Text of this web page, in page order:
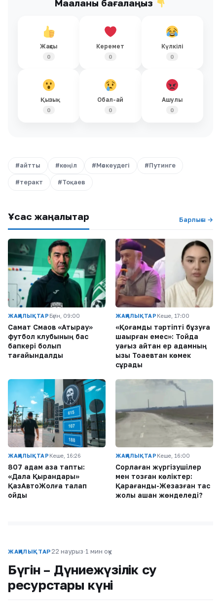
Мақаланы бағалаңыз
Жақсы
0
Керемет
0
Күлкілі
0
Қызық
0
Обал-ай
0
Ашулы
0
#айтты #көңіл #Мәскеудегі #Путинге
#теракт #Тоқаев
Ұқсас жаңалықтар Барлығы →
ЖАҢАЛЫҚТАР Бүгін, 09:00
Самат Смақов «Атырау»
футбол клубының бас
бапкері болып
тағайындалды
ЖАҢАЛЫҚТАР Кеше, 17:00
«Қоғамдық тәртіпті бұзуға
шақырған емес»: Тойда
уағыз айтқан ер адамның
қызы Тоқаевтан көмек
сұрады
ЖАҢАЛЫҚТАР Кеше, 16:26
807 адам қаза тапты:
«Дала Қырандары»
ҚазАвтоЖолға талап
қойды
ЖАҢАЛЫҚТАР Кеше, 16:00
Сорлаған жүргізушілер
мен тозған көліктер:
Қарағанды-Жезқазған тас
жолы қашан жөнделеді?
ЖАҢАЛЫҚТАР 22 наурыз·1 мин оқу
Бүгін – Дүниежүзілік су
ресурстары күні